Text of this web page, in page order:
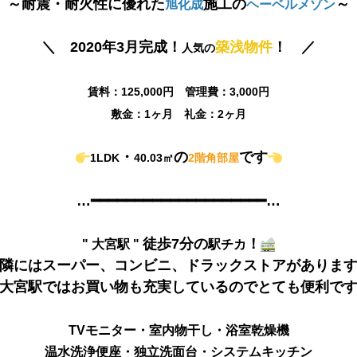
～耐震・耐火性に優れた旭化成施工のヘーベルメゾン～
＼ 2020年3月完成！ 人気の築浅物件！ ／
賃料：125,000円 管理費：3,000円
敷金：1ヶ月 礼金：2ヶ月
1LDK・ 40.03㎡の2階角部屋です
…━━━━━━━━━━━━━━━━━━━━…
" 大宮駅 " 徒歩7分の駅チカ ！
にはスーパー、コンビニ、ドラックストアがありま
大宮駅ではお買い物も充実しているのでとても便利です
TVモニター・室内物干し・浴室乾燥機
温水洗浄便座・独立洗面台・システムキッチン